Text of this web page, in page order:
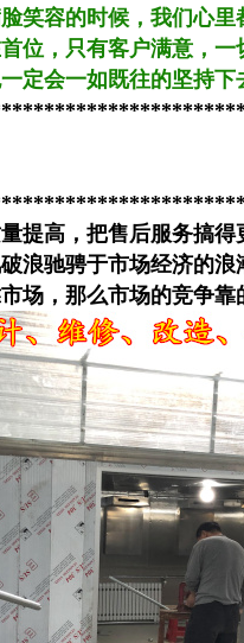
笑容的时候，我们心
位，只有客户满意，
定会一如既往的坚持下
提高，把售后服务搞
浪驰骋于市场经济的
场，那么市场的竞争靠